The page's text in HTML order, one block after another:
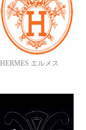
HERMES エルメス